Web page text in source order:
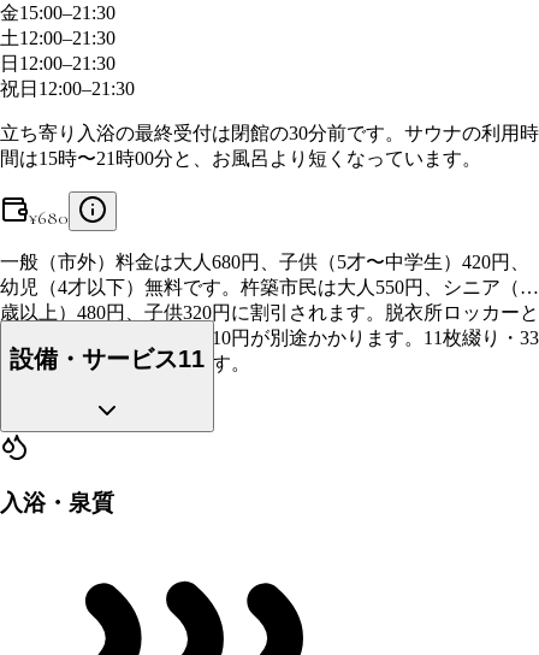
金15:00–21:30
土12:00–21:30
日 12:00–21:30
祝日 12:00–21:30
立ち寄り入浴の最終受付は閉館の30分前です。サウナの利用時
間は15時〜21時00分と、お風呂より短くなっています。
¥680
一般（市外）料金は大人680円、子供（5才〜中学生）420円、
幼児（4才以下）無料です。杵築市民は大人550円、シニア（70
歳以上）480円、子供320円に割引されます。脱衣所ロッカーと
靴箱の利用にはそれぞれ10円が別途かかります。11枚綴り・33
枚綴りの回数券もあります。
設備・サービス11
入浴・泉質